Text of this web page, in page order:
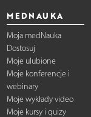
MEDNAUKA
Moja medNauka
Dostosuj
Moje ulubione
Moje konferencje i
webinary
Moje wykłady video
Moje kursy i quizy